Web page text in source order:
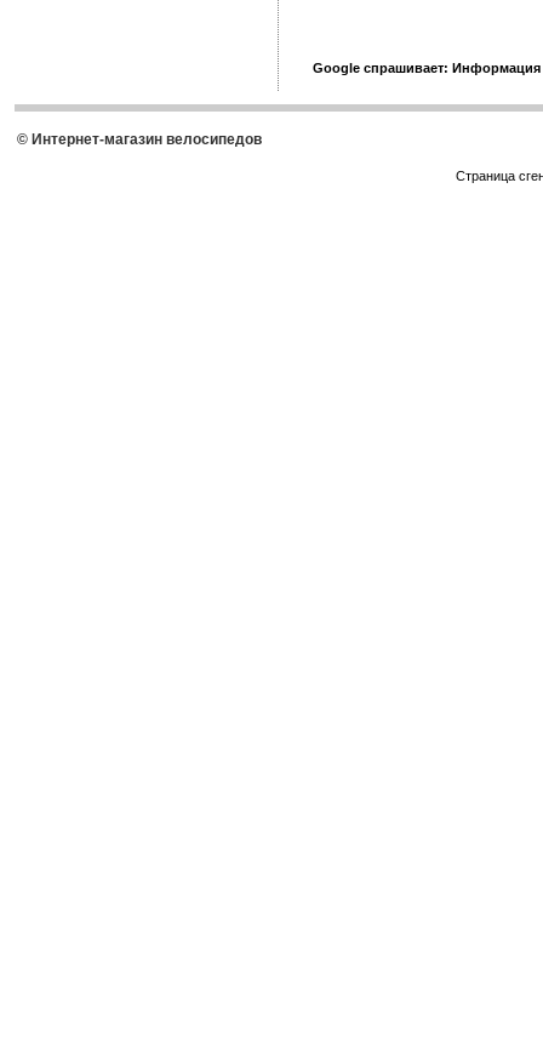
Google спрашивает:
© Интернет-магазин велосипедов
Страница